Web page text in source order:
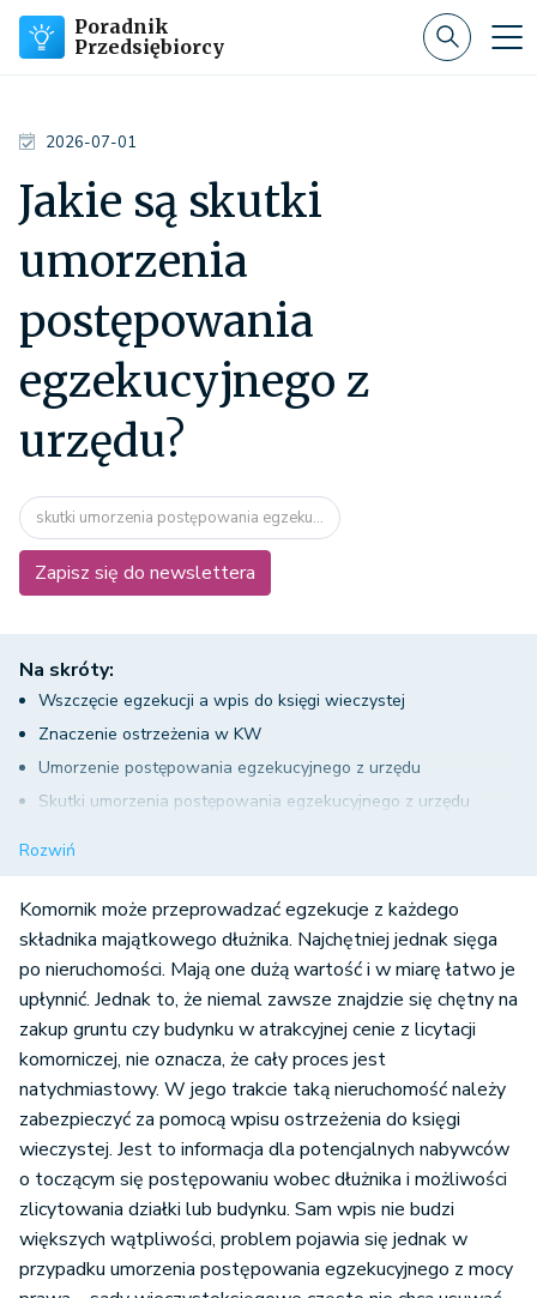
Poradnik
Przedsiębiorcy
2026-07-01
Jakie są skutki
umorzenia
postępowania
egzekucyjnego z
urzędu?
skutki umorzenia postępowania egzeku...
Zapisz się do newslettera
Na skróty:
Wszczęcie egzekucji a wpis do księgi wieczystej
Znaczenie ostrzeżenia w KW
Umorzenie postępowania egzekucyjnego z urzędu
Skutki umorzenia postępowania egzekucyjnego z urzędu
Rozwiń
Komornik może przeprowadzać egzekucje z każdego
składnika majątkowego dłużnika. Najchętniej jednak sięga
po nieruchomości. Mają one dużą wartość i w miarę łatwo je
upłynnić. Jednak to, że niemal zawsze znajdzie się chętny na
zakup gruntu czy budynku w atrakcyjnej cenie z licytacji
komorniczej, nie oznacza, że cały proces jest
natychmiastowy. W jego trakcie taką nieruchomość należy
zabezpieczyć za pomocą wpisu ostrzeżenia do księgi
wieczystej. Jest to informacja dla potencjalnych nabywców
o toczącym się postępowaniu wobec dłużnika i możliwości
zlicytowania działki lub budynku. Sam wpis nie budzi
większych wątpliwości, problem pojawia się jednak w
przypadku umorzenia postępowania egzekucyjnego z mocy